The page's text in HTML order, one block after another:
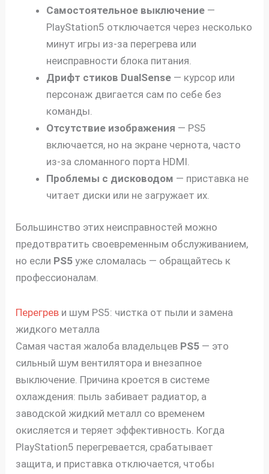
Самостоятельное выключение —
PlayStation5 отключается через несколько
минут игры из-за перегрева или
неисправности блока питания.
Дрифт стиков DualSense — курсор или
персонаж двигается сам по себе без
команды.
Отсутствие изображения — PS5
включается, но на экране чернота, часто
из-за сломанного порта HDMI.
Проблемы с дисководом — приставка не
читает диски или не загружает их.
Большинство этих неисправностей можно
предотвратить своевременным обслуживанием,
но если PS5 уже сломалась — обращайтесь к
профессионалам.
Перегрев и шум PS5: чистка от пыли и замена
жидкого металла
Самая частая жалоба владельцев PS5 — это
сильный шум вентилятора и внезапное
выключение. Причина кроется в системе
охлаждения: пыль забивает радиатор, а
заводской жидкий металл со временем
окисляется и теряет эффективность. Когда
PlayStation5 перегревается, срабатывает
защита, и приставка отключается, чтобы